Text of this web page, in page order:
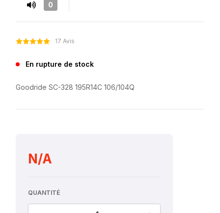
0
17 Avis
En rupture de stock
Goodride SC-328 195R14C 106/104Q
N/A
QUANTITÉ